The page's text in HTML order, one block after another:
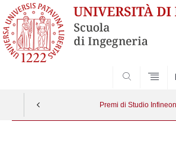
Premi di Studio